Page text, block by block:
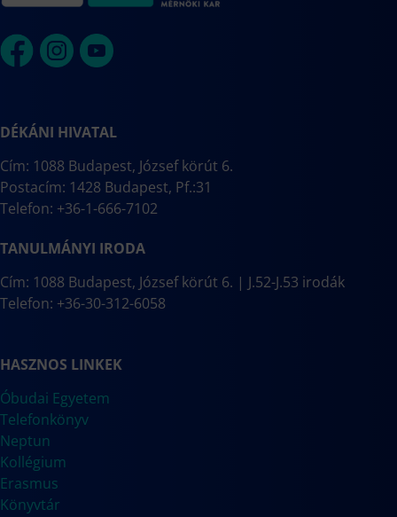
DÉKÁNI HIVATAL
Cím: 1088 Budapest, József körút 6.
Postacím: 1428 Budapest, Pf.:31
Telefon: +36-1-666-7102
TANULMÁNYI IRODA
Cím: 1088 Budapest, József körút 6. | J.52-J.53 irodák
Telefon: +36-30-312-6058
HASZNOS LINKEK
Óbudai Egyetem
Telefonkönyv
Neptun
Kollégium
Erasmus
Könyvtár